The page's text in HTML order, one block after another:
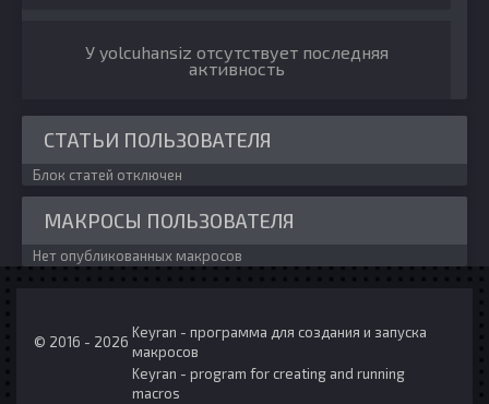
У yolcuhansiz отсутствует последняя
активность
СТАТЬИ ПОЛЬЗОВАТЕЛЯ
Блок статей отключен
МАКРОСЫ ПОЛЬЗОВАТЕЛЯ
Нет опубликованных макросов
© 2016 - 2026
Keyran - программа для создания и запуска
макросов
Keyran - program for creating and running
macros